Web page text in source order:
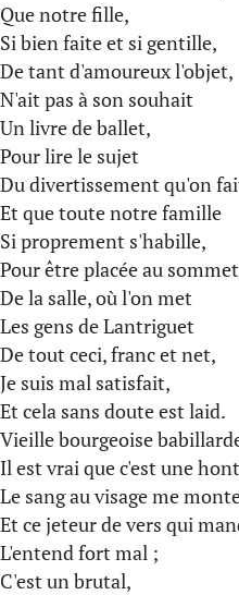
Que notre fille,
Si bien faite et si gentille,
De tant d'amoureux l'objet,
N'ait pas à son souhait
Un livre de ballet,
Pour lire le sujet
Du divertissement qu'on
Et que toute notre famille
Si proprement s'habille,
Pour être placée au sommet
De la salle, où l'on met
Les gens de Lantriguet
De tout ceci, franc et net,
Je suis mal satisfait,
Et cela sans doute est laid.
Vieille bourgeoise
Il est vrai que c'est une
Le sang au visage me
Et ce jeteur de vers qui
L'entend fort mal ;
C'est un brutal,